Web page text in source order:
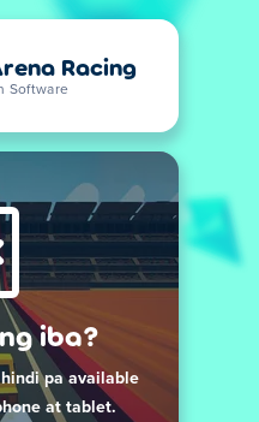
Racing
Software
iba?
pa available
at tablet.